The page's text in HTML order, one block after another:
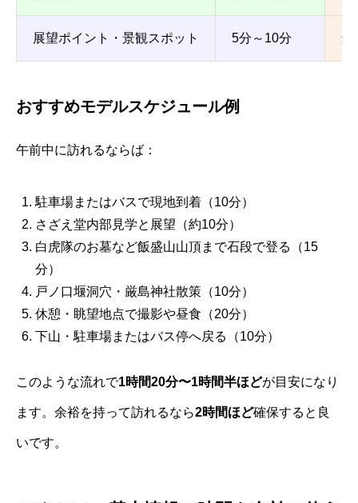
展望ポイント・景観スポット 5分～10分 最
おすすめモデルスケジュール例
午前中に訪れるならば：
駐車場またはバスで現地到着（10分）
さざえ堂内部見学と展望（約10分）
白虎隊のお墓など飯盛山山頂まで石段で登る（15
分）
戸ノ口堰洞穴・厳島神社散策（10分）
休憩・眺望地点で撮影や昼食（20分）
下山・駐車場またはバス停へ戻る（10分）
このような流れで1時間20分〜1時間半ほどが目安になり
ます。余裕を持って訪れるなら2時間ほど確保すると良
いです。